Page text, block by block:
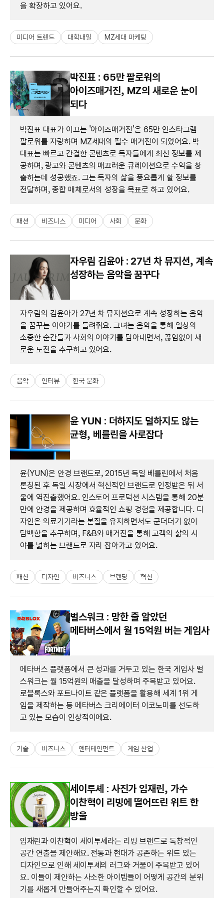
을 확장하고 있어요.
미디어 트렌드 대학내일 MZ세대 마케팅
박진표 : 65만 팔로워의
아이즈매거진, MZ의 새로운 눈이
되다
박진표 대표가 이끄는 '아이즈매거진'은 65만 인스타그램
팔로워를 자랑하며 MZ세대의 필수 매거진이 되었어요. 박
대표는 빠르고 간결한 콘텐츠로 독자들에게 최신 정보를 제
공하며, 광고와 콘텐츠의 매끄러운 큐레이션으로 수익을 창
출하는데 성공했죠. 그는 독자의 삶을 풍요롭게 할 정보를
전달하며, 종합 매체로서의 성장을 목표로 하고 있어요.
패션 비즈니스 미디어 사회 문화
자우림 김윤아 : 27년 차 뮤지션, 계속
성장하는 음악을 꿈꾸다
자우림의 김윤아가 27년 차 뮤지션으로 계속 성장하는 음악
을 꿈꾸는 이야기를 들려줘요. 그녀는 음악을 통해 일상의
소중한 순간들과 사회의 이야기를 담아내면서, 끊임없이 새
로운 도전을 추구하고 있어요.
음악 인터뷰 한국 문화
윤 YUN : 더하지도 덜하지도 않는
균형, 베를린을 사로잡다
윤(YUN)은 안경 브랜드로, 2015년 독일 베를린에서 처음
론칭된 후 독일 시장에서 혁신적인 브랜드로 인정받은 뒤 서
울에 역진출했어요. 인스토어 프로덕션 시스템을 통해 20분
만에 안경을 제공하며 효율적인 쇼핑 경험을 제공합니다. 디
자인은 의료기기라는 본질을 유지하면서도 군더더기 없이
담백함을 추구하며, F&B와 매거진을 통해 고객의 삶의 시
야를 넓히는 브랜드로 자리 잡아가고 있어요.
패션 디자인 비즈니스 브랜딩 혁신
벌스워크 : 망한 줄 알았던
메타버스에서 월 15억원 버는 게임사
메타버스 플랫폼에서 큰 성과를 거두고 있는 한국 게임사 벌
스워크는 월 15억원의 매출을 달성하며 주목받고 있어요.
로블록스와 포트나이트 같은 플랫폼을 활용해 세계 1위 게
임을 제작하는 등 메타버스 크리에이터 이코노미를 선도하
고 있는 모습이 인상적이에요.
기술 비즈니스 엔터테인먼트 게임 산업
세이투셰 : 사진가 임재린, 가수
이찬혁이 리빙에 떨어뜨린 위트 한
방울
임재린과 이찬혁이 세이투셰라는 리빙 브랜드로 독창적인
공간 연출을 제안해요. 전통과 현대가 공존하는 위트 있는
디자인으로 인해 세이투셰의 러그와 거울이 주목받고 있어
요. 이들이 제안하는 사소한 아이템들이 어떻게 공간의 분위
기를 새롭게 만들어주는지 확인할 수 있어요.